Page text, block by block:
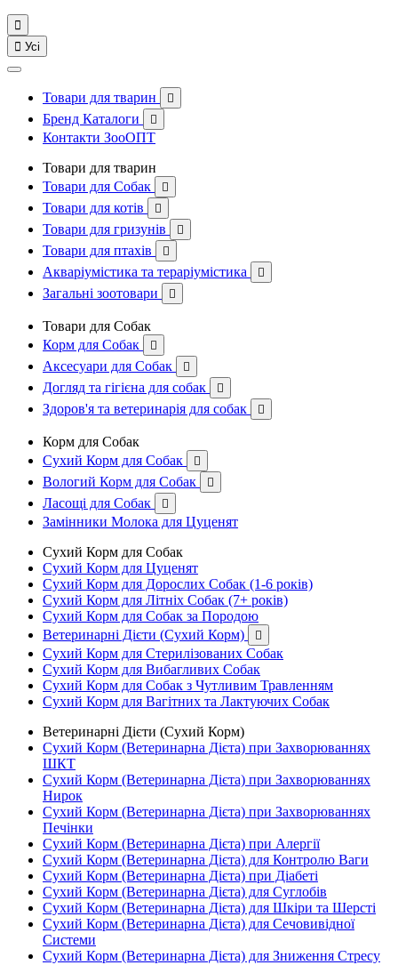

 Усі
Товари для тварин 
Бренд Каталоги 
Контакти ЗооОПТ
Товари для тварин
Товари для Собак

Товари для котів 
Товари для гризунів 
Товари для птахів 
Акваріумістика та тераріумістика 
Загальні зоотовари 
Товари для Собак
Корм для Собак

Аксесуари для Собак 
Догляд та гігієна для собак 
Здоров'я та ветеринарія для собак 
Корм для Собак
Сухий Корм для Собак

Вологий Корм для Собак 
Ласощі для Собак 
Замінники Молока для Цуценят
Сухий Корм для Собак
Сухий Корм для Цуценят
Сухий Корм для Дорослих Собак (1-6 років)
Сухий Корм для Літніх Собак (7+ років)
Сухий Корм для Собак за Породою
Ветеринарні Дієти (Сухий Корм)

Сухий Корм для Стерилізованих Собак
Сухий Корм для Вибагливих Собак
Сухий Корм для Собак з Чутливим Травленням
Сухий Корм для Вагітних та Лактуючих Собак
Ветеринарні Дієти (Сухий Корм)
Сухий Корм (Ветеринарна Дієта) при Захворюваннях
ШКТ
Сухий Корм (Ветеринарна Дієта) при Захворюваннях
Нирок
Сухий Корм (Ветеринарна Дієта) при Захворюваннях
Печінки
Сухий Корм (Ветеринарна Дієта) при Алергії
Сухий Корм (Ветеринарна Дієта) для Контролю Ваги
Сухий Корм (Ветеринарна Дієта) при Діабеті
Сухий Корм (Ветеринарна Дієта) для Суглобів
Сухий Корм (Ветеринарна Дієта) для Шкіри та Шерсті
Сухий Корм (Ветеринарна Дієта) для Сечовивідної
Системи
Сухий Корм (Ветеринарна Дієта) для Зниження Стресу